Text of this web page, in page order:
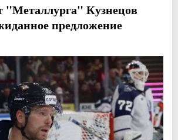
"Металлурга" Кузнецов
предложение